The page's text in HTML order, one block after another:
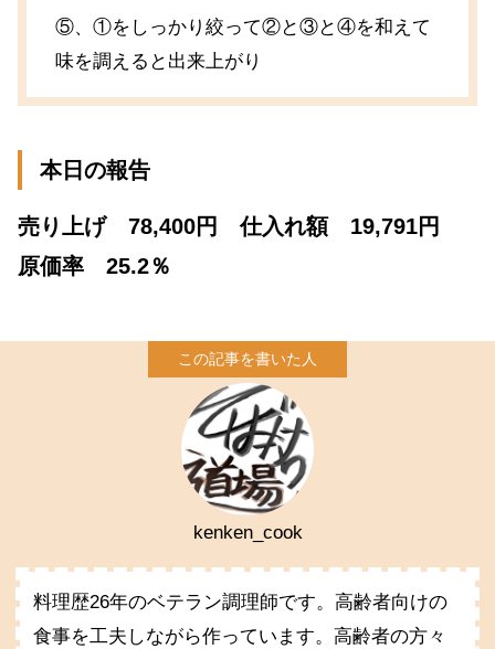
⑤、①をしっかり絞って②と③と④を和えて
味を調えると出来上がり
本日の報告
売り上げ 78,400円 仕入れ額 19,791円
原価率 25.2％
kenken_cook
料理歴26年のベテラン調理師です。高齢者向けの
食事を工夫しながら作っています。高齢者の方々